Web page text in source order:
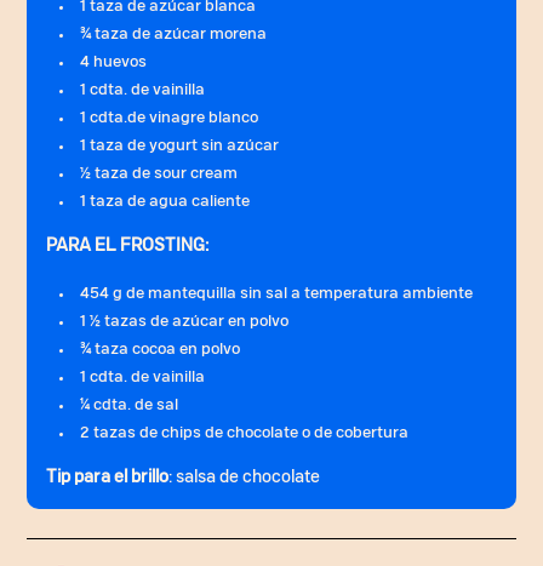
1 taza de azúcar blanca
¾ taza de azúcar morena
4 huevos
1 cdta. de vainilla
1 cdta.de vinagre blanco
1 taza de yogurt sin azúcar
½ taza de sour cream
1 taza de agua caliente
PARA EL FROSTING:
454 g de mantequilla sin sal a temperatura ambiente
1 ½ tazas de azúcar en polvo
¾ taza cocoa en polvo
1 cdta. de vainilla
¼ cdta. de sal
2 tazas de chips de chocolate o de cobertura
Tip para el brillo: salsa de chocolate